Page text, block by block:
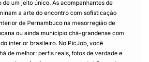
de um jeito único. As acompanhantes de
a arte do encontro com sofisticação
de Pernambuco na mesorregião de
ou ainda município chã-grandense com
interior brasileiro. No PicJob, você
de melhor: perfis reais, fotos de verdade e